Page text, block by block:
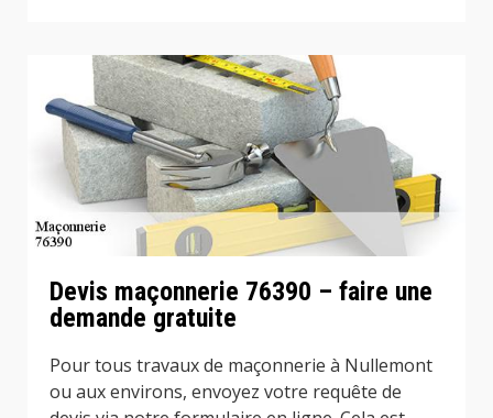
Devis maçonnerie 76390 – faire une
demande gratuite
Pour tous travaux de maçonnerie à Nullemont
ou aux environs, envoyez votre requête de